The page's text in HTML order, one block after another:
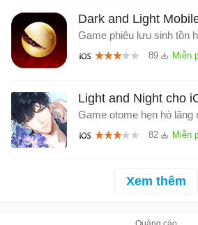
Dark and Light
Game phiêu lưu sinh tồn
89
Light and Night cho
Game otome hẹn hò
82
Xem thêm